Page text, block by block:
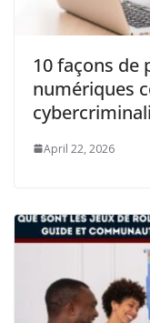
10 façons de
numériques
April 22, 2026